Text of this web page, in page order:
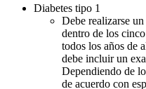
Diabetes tipo 1
Debe realizarse
dentro de los
todos los años de
debe incluir un
Dependiendo de
de acuerdo con